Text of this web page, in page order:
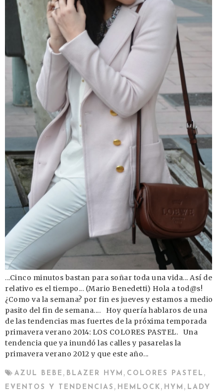
...Cinco minutos bastan para soñar toda una vida... Así de
relativo es el tiempo... (Mario Benedetti) Hola a tod@s!
¿Como va la semana? por fin es jueves y estamos a medio
pasito del fin de semana.... Hoy quería hablaros de una
de las tendencias mas fuertes de la próxima temporada
primavera verano 2014: LOS COLORES PASTEL. Una
tendencia que ya inundó las calles y pasarelas la
primavera verano 2012 y que este año...
AZUL BEBE , BLAZER HYM , COLORES PASTEL ,
EVENTOS Y TENDENCIAS , HEMLOCK , HYM , LADY